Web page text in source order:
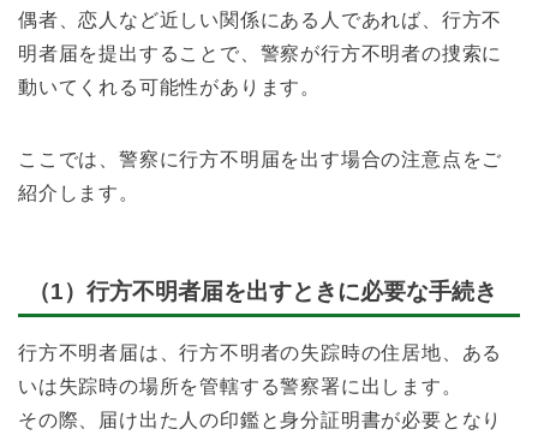
偶者、恋人など近しい関係にある人であれば、行方不
明者届を提出することで、警察が行方不明者の捜索に
動いてくれる可能性があります。
ここでは、警察に行方不明届を出す場合の注意点をご
紹介します。
（1）行方不明者届を出すときに必要な手続き
行方不明者届は、行方不明者の失踪時の住居地、ある
いは失踪時の場所を管轄する警察署に出します。
その際、届け出た人の印鑑と身分証明書が必要となり